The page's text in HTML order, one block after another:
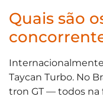
Quais são
Taycan Turbo. No
tron GT — todos na